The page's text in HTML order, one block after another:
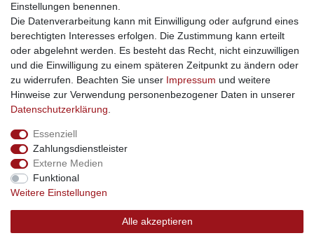
sicher einkaufen
Sichere Bestellung und Zahlung via SSL Verschlüsselung
Einstellungen benennen.
Die Datenverarbeitung kann mit Einwilligung oder aufgrund eines
berechtigten Interesses erfolgen. Die Zustimmung kann erteilt
oder abgelehnt werden. Es besteht das Recht, nicht einzuwilligen
und die Einwilligung zu einem späteren Zeitpunkt zu ändern oder
zu widerrufen. Beachten Sie unser Impressum und weitere
Hinweise zur Verwendung personenbezogener Daten in unserer
Daten­schutz­erklärung
Essenziell
Zahlungsdienstleister
Externe Medien
Funktional
Weitere Einstellungen
Alle akzeptieren
Widerrufs­recht Widerrufs­formular
Daten­schutz­erklärung